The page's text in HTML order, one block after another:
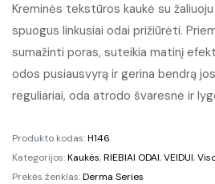
Kreminės tekstūros kaukė su
spuogus linkusiai odai prižiūrėti.
sumažinti poras, suteikia matinį
odos pusiausvyrą ir gerina bendrą
reguliariai, oda atrodo švaresnė ir
Produkto kodas:H146
Kategorijos:Kaukės,RIEBIAI ODAI,VEIDUI,
Prekės ženklas:Derma Series